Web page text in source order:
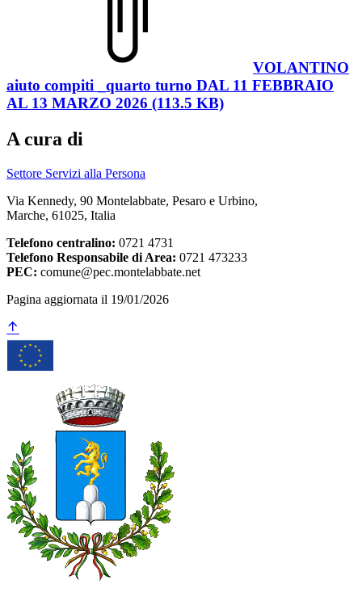
VOLANTINO
aiuto compiti _quarto turno DAL 11 FEBBRAIO
AL 13 MARZO 2026 (113.5 KB)
A cura di
Settore Servizi alla Persona
Via Kennedy, 90 Montelabbate, Pesaro e Urbino,
Marche, 61025, Italia
Telefono centralino: 0721 4731
Telefono Responsabile di Area: 0721 473233
PEC: comune@pec.montelabbate.net
Pagina aggiornata il 19/01/2026